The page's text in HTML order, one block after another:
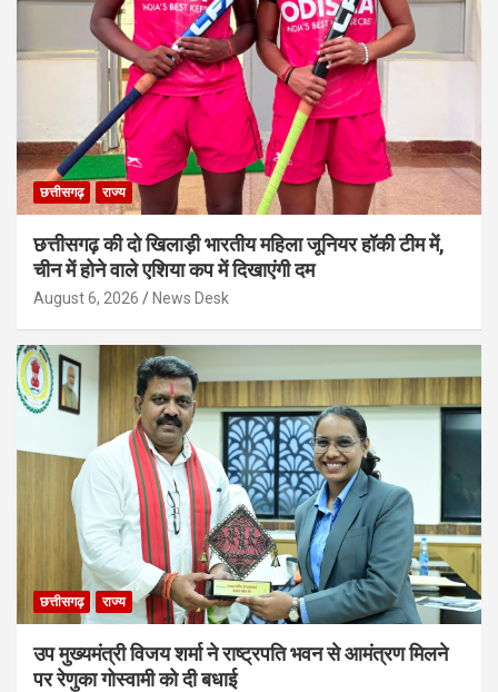
छत्तीसगढ़ राज्य
छत्तीसगढ़ की दो खिलाड़ी भारतीय महिला जूनियर हॉकी टीम में,
चीन में होने वाले एशिया कप में दिखाएंगी दम
August 6, 2026 News Desk
छत्तीसगढ़ राज्य
उप मुख्यमंत्री विजय शर्मा ने राष्ट्रपति भवन से आमंत्रण मिलने
पर रेणुका गोस्वामी को दी बधाई